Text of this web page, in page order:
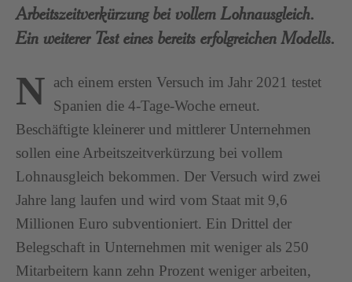
Arbeitszeitverkürzung bei vollem Lohnausgleich.
Ein weiterer Test eines bereits erfolgreichen Modells.
N ach einem ersten Versuch im Jahr 2021 testet
Spanien die 4-Tage-Woche erneut.
Beschäftigte kleinerer und mittlerer Unternehmen
sollen eine Arbeitszeitverkürzung bei vollem
Lohnausgleich bekommen. Der Versuch wird zwei
Jahre lang laufen und wird vom Staat mit 9,6
Millionen Euro subventioniert. Ein Drittel der
Belegschaft in Unternehmen mit weniger als 250
Mitarbeitern kann zehn Prozent weniger arbeiten,